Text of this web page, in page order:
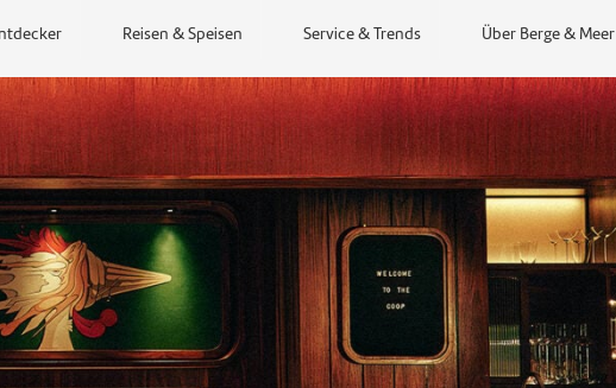
Reisen & Speisen Service & Trends Über Berge & Meer